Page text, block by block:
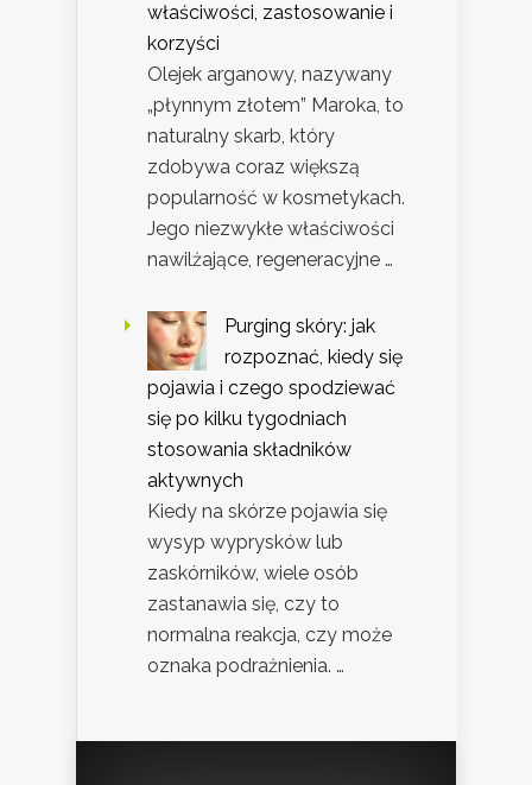
właściwości, zastosowanie i
korzyści
Olejek arganowy, nazywany
„płynnym złotem” Maroka, to
naturalny skarb, który
zdobywa coraz większą
popularność w kosmetykach.
Jego niezwykłe właściwości
nawilżające, regeneracyjne …
Purging skóry: jak
rozpoznać, kiedy się
pojawia i czego spodziewać
się po kilku tygodniach
stosowania składników
aktywnych
Kiedy na skórze pojawia się
wysyp wyprysków lub
zaskórników, wiele osób
zastanawia się, czy to
normalna reakcja, czy może
oznaka podrażnienia. …